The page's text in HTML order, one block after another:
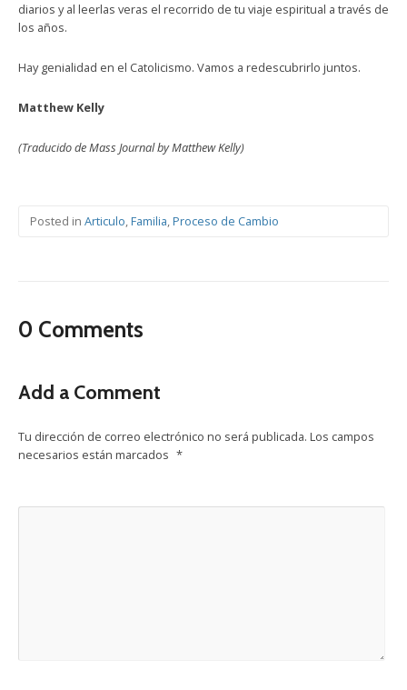
diarios y al leerlas veras el recorrido de tu viaje espiritual a través de
los años.
Hay genialidad en el Catolicismo. Vamos a redescubrirlo juntos.
Matthew Kelly
(Traducido de Mass Journal by Matthew Kelly)
Posted in Articulo,Familia,Proceso de Cambio
0 Comments
Add a Comment
Tu dirección de correo electrónico no será publicada. Los campos
necesarios están marcados *